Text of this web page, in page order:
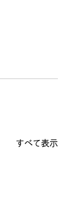
すべて表示